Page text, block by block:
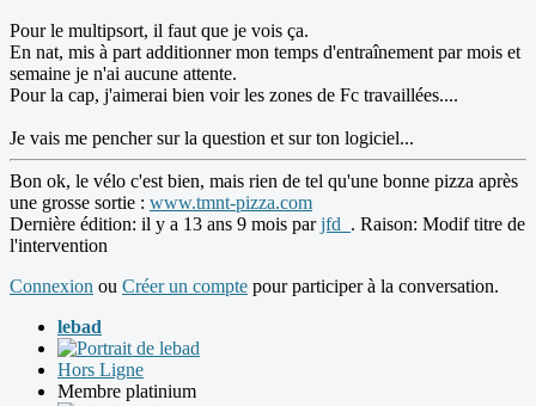
Pour le multipsort, il faut que je vois ça.
En nat, mis à part additionner mon temps d'entraînement par mois et
semaine je n'ai aucune attente.
Pour la cap, j'aimerai bien voir les zones de Fc travaillées....
Je vais me pencher sur la question et sur ton logiciel...
Bon ok, le vélo c'est bien, mais rien de tel qu'une bonne pizza après
une grosse sortie : www.tmnt-pizza.com
Dernière édition: il y a 13 ans 9 mois parjfd_ . Raison: Modif titre de
l'intervention
Connexion ou Créer un compte pour participer à la conversation.
lebad
Hors Ligne
Membre platinium